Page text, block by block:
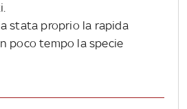
stata proprio la rapida
poco tempo la specie